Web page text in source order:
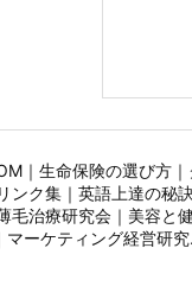
｜ 生命保険の選び方 ｜
ンク集 ｜ 英語上達の秘
毛治療研究会 ｜ 美容と
マーケティング経営研